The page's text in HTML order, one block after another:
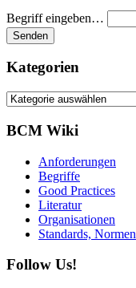
Begriff eingeben…
Kategorien
Kategorien
BCM Wiki
Anforderungen
Begriffe
Good Practices
Literatur
Organisationen
Standards, Normen
Follow Us!